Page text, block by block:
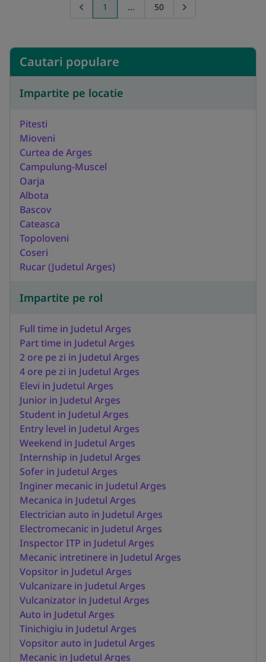
Previous page
1 ... 50 Go to next page
Cautari populare
Impartite pe locatie
Pitesti
Mioveni
Curtea de Arges
Campulung-Muscel
Oarja
Albota
Bascov
Cateasca
Topoloveni
Coseri
Rucar (Judetul Arges)
Impartite pe rol
Full time in Judetul Arges
Part time in Judetul Arges
2 ore pe zi in Judetul Arges
4 ore pe zi in Judetul Arges
Elevi in Judetul Arges
Junior in Judetul Arges
Student in Judetul Arges
Entry level in Judetul Arges
Weekend in Judetul Arges
Internship in Judetul Arges
Sofer in Judetul Arges
Inginer mecanic in Judetul Arges
Mecanica in Judetul Arges
Electrician auto in Judetul Arges
Electromecanic in Judetul Arges
Inspector ITP in Judetul Arges
Mecanic intretinere in Judetul Arges
Vopsitor in Judetul Arges
Vulcanizare in Judetul Arges
Vulcanizator in Judetul Arges
Auto in Judetul Arges
Tinichigiu in Judetul Arges
Vopsitor auto in Judetul Arges
Mecanic in Judetul Arges